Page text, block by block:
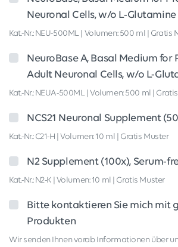
Neuronal Cells, w/o L-Glutamine
Kat.-Nr.: NEU-500ML | Volumen: 500 ml | Gratis
NeuroBase A, Basal Medium for
Adult Neuronal Cells, w/o L-
Kat.-Nr.: NEUA-500ML | Volumen: 500 ml |
NCS21 Neuronal Supplement
Kat.-Nr.: C21-H | Volumen: 10 ml | Gratis Muster
N2 Supplement (100x), Serum-
Kat.-Nr.: N2-K | Volumen: 10 ml | Gratis Muster
Bitte kontaktieren Sie mich mit
Produkten
Wir senden Ihnen vorab Informationen über